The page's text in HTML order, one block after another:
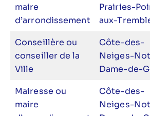
maire
d’arrondissement
Prairies-
aux-
Conseillère ou
conseiller de la
Ville
Côte-des-
Neiges-
Dame-de-
Mairesse ou
maire
Côte-des-
Neiges-